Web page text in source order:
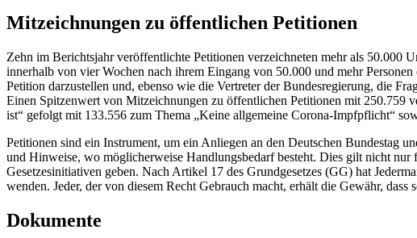
Mitzeichnungen zu öffentlichen Petitionen
Zehn im Berichtsjahr veröffentlichte Petitionen verzeichneten mehr als 50.000
innerhalb von vier Wochen nach ihrem Eingang von 50.000 und mehr
Petition darzustellen und, ebenso wie die Vertreter der Bundesregierung, die
Einen Spitzenwert von Mitzeichnungen zu öffentlichen Petitionen mit 250.759
ist“ gefolgt mit 133.556 zum Thema „Keine allgemeine Corona-Impfpflicht“
Petitionen sind ein Instrument, um ein Anliegen an den Deutschen Bundestag
und Hinweise, wo möglicherweise Handlungsbedarf besteht. Dies gilt nicht
Gesetzesinitiativen geben. Nach Artikel 17 des Grundgesetzes (GG) hat
wenden. Jeder, der von diesem Recht Gebrauch macht, erhält die Gewähr,
Dokumente